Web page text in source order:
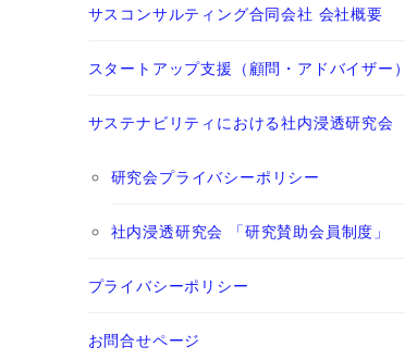
サスコンサルティング合同会社 会社概要
スタートアップ支援（顧問・アドバイザー）
サステナビリティにおける社内浸透研究会
研究会プライバシーポリシー
社内浸透研究会 「研究賛助会員制度」
プライバシーポリシー
お問合せページ